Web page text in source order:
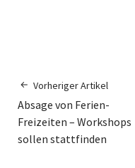
Vorheriger Artikel
Absage von Ferien-
Freizeiten – Workshops
sollen stattfinden